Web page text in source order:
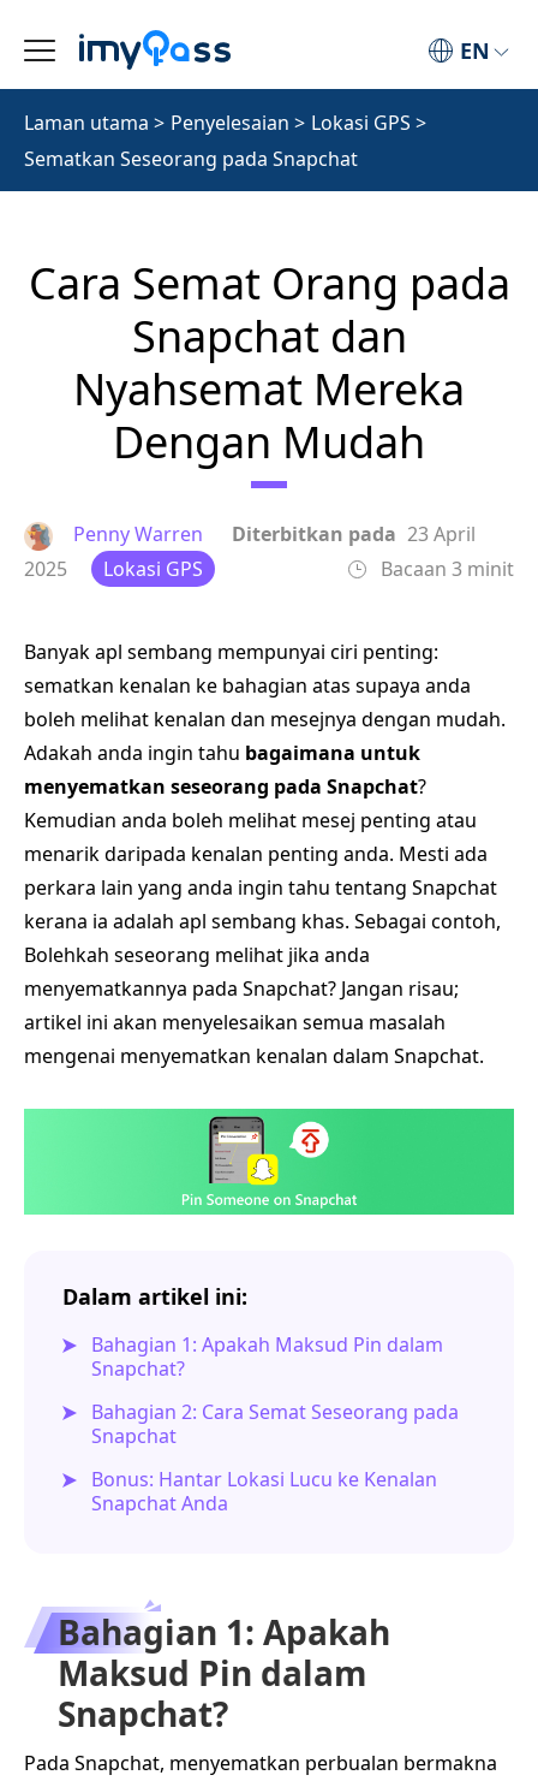
EN
Laman utama > Penyelesaian > Lokasi GPS >
Sematkan Seseorang pada Snapchat
Cara Semat Orang pada
Snapchat dan
Nyahsemat Mereka
Dengan Mudah
Penny Warren Diterbitkan pada 23 April
2025
Lokasi GPS Bacaan 3 minit
Banyak apl sembang mempunyai ciri penting:
sematkan kenalan ke bahagian atas supaya anda
boleh melihat kenalan dan mesejnya dengan mudah.
Adakah anda ingin tahu bagaimana untuk
menyematkan seseorang pada Snapchat?
Kemudian anda boleh melihat mesej penting atau
menarik daripada kenalan penting anda. Mesti ada
perkara lain yang anda ingin tahu tentang Snapchat
kerana ia adalah apl sembang khas. Sebagai contoh,
Bolehkah seseorang melihat jika anda
menyematkannya pada Snapchat? Jangan risau;
artikel ini akan menyelesaikan semua masalah
mengenai menyematkan kenalan dalam Snapchat.
Dalam artikel ini:
Bahagian 1: Apakah Maksud Pin dalam
Snapchat?
Bahagian 2: Cara Semat Seseorang pada
Snapchat
Bonus: Hantar Lokasi Lucu ke Kenalan
Snapchat Anda
Bahagian 1: Apakah
Maksud Pin dalam
Snapchat?
Pada Snapchat, menyematkan perbualan bermakna